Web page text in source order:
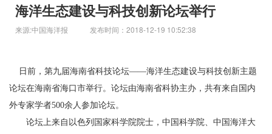
海洋生态建设与科技创新论坛举行
来源:中国海洋报 发布时间：2018-12-19 10:52:38
日前，第九届海南省科技论坛——海洋生态建设与科技创新主题
论坛在海南省海口市举行。论坛由海南省科协主办，共有来自国内
外专家学者500余人参加论坛。
论坛上来自以色列国家科学院院士，中国科学院、中国海洋大